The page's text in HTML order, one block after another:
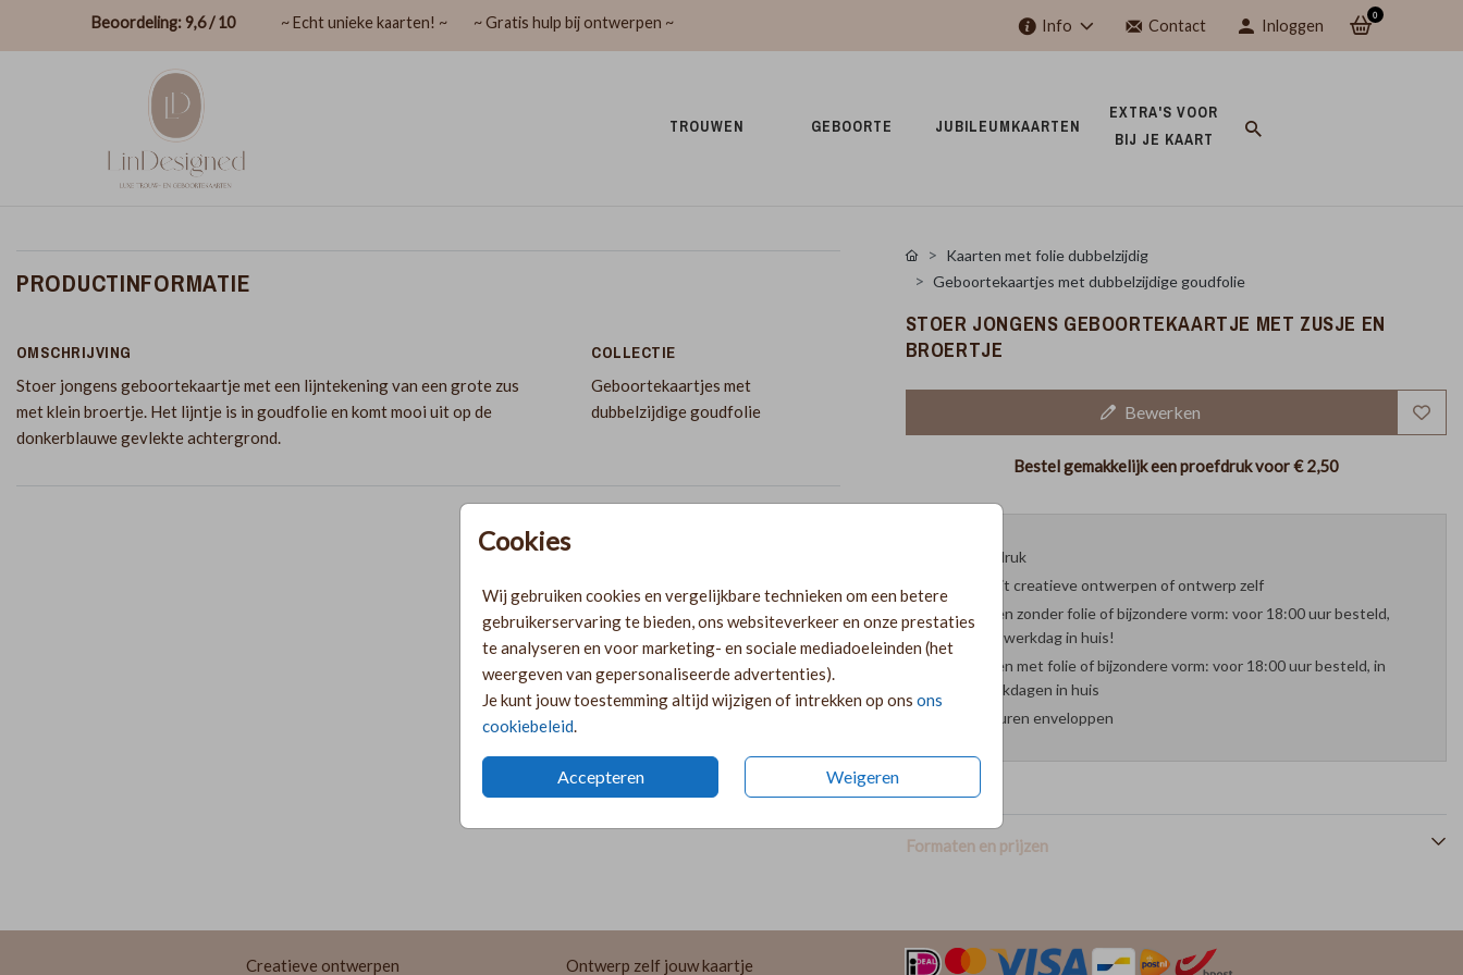
Beoordeling: 9,6 / 10 ~ Echt unieke kaarten! ~ ~ Gratis hulp bij ontwerpen ~ Info Contact Inloggen
0
TROUWEN GEBOORTE JUBILEUMKAARTEN
EXTRA'S VOOR
BIJ JE KAART
Cookies
Wij gebruiken cookies en vergelijkbare technieken om een betere
gebruikerservaring te bieden, ons websiteverkeer en onze prestaties
te analyseren en voor marketing- en sociale mediadoeleinden (het
weergeven van gepersonaliseerde advertenties).
Je kunt jouw toestemming altijd wijzigen of intrekken op ons ons
cookiebeleid
Accepteren Weigeren
PRODUCTINFORMATIE
OMSCHRIJVING
Stoer jongens geboortekaartje met een lijntekening van een grote zus
met klein broertje. Het lijntje is in goudfolie en komt mooi uit op de
donkerblauwe gevlekte achtergrond.
COLLECTIE
Geboortekaartjes met
dubbelzijdige goudfolie
Kaarten met folie dubbelzijdig
Geboortekaartjes met dubbelzijdige goudfolie
STOER JONGENS GEBOORTEKAARTJE MET ZUSJE EN
BROERTJE
Bewerken
Bestel gemakkelijk een proefdruk voor€ 2,50
Proefdruk
Kies uit creatieve ontwerpen of ontwerp zelf
Kaarten zonder folie of bijzondere vorm: voor 18:00 uur besteld,
volgende werkdag in huis!
Kaarten met folie of bijzondere vorm: voor 18:00 uur besteld, in
twee werkdagen in huis
29 kleuren enveloppen
Formaten en prijzen
Creatieve ontwerpen Ontwerp zelf jouw kaartje